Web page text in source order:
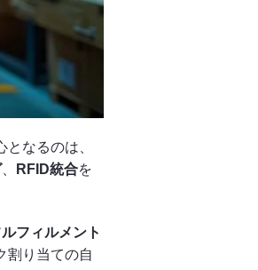
なるのは、
、 RFID統合を
フィルメント
割り当ての自